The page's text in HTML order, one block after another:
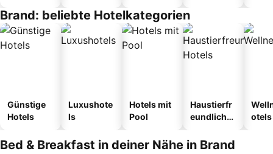
Brand: beliebte Hotelkategorien
Günstige
Hotels
Luxushote
ls
Hotels mit
Pool
Haustierfr
eundliche
otels
Bed & Breakfast in deiner Nähe in Brand